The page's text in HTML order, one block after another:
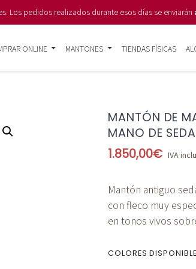
Los pedidos realizados durante esos días se enviarán
ONLINE MANTONES TIENDAS FÍSICAS
MANTÓN DE
MANO DE
1.850,00€ IVA
Mantón antiguo
con fleco muy
en tonos vivos
COLORES